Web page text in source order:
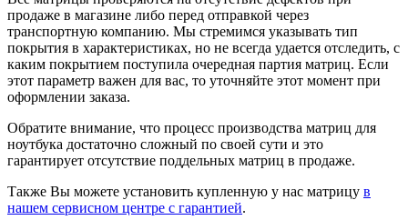
продаже в магазине либо перед отправкой через
транспортную компанию. Мы стремимся указывать тип
покрытия в характеристиках, но не всегда удается отследить, с
каким покрытием поступила очередная партия матриц. Если
этот параметр важен для вас, то уточняйте этот момент при
оформлении заказа.
Обратите внимание, что процесс производства матриц для
ноутбука достаточно сложный по своей сути и это
гарантирует отсутствие поддельных матриц в продаже.
Также Вы можете установить купленную у нас матрицу в
нашем сервисном центре с гарантией.